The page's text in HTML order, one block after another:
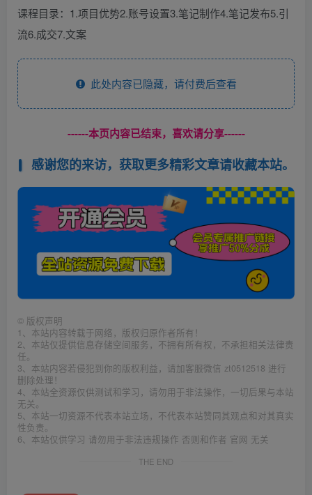
课程目录：1.项目优势2.账号设置3.笔记制作4.笔记发布5.引
流6.成交7.文案
此处内容已隐藏，请付费后查看
------本页内容已结束，喜欢请分享------
感谢您的来访，获取更多精彩文章请收藏本站。
© 版权声明
1、本站内容转载于网络，版权归原作者所有！
2、本站仅提供信息存储空间服务，不拥有所有权，不承担相关法律责
任。
3、本站内容若侵犯到你的版权利益，请加客服微信 zt0512518 进行
删除处理！
4、本站全资源仅供测试和学习，请勿用于非法操作，一切后果与本站
无关。
5、本站一切资源不代表本站立场，不代表本站赞同其观点和对其真实
性负责。
6、本站仅供学习 请勿用于非法违规操作 否则和作者 官网 无关
THE END